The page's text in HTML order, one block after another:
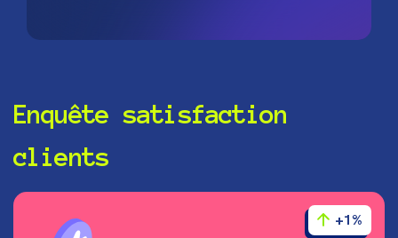
Enquête satisfaction
clients
+1%